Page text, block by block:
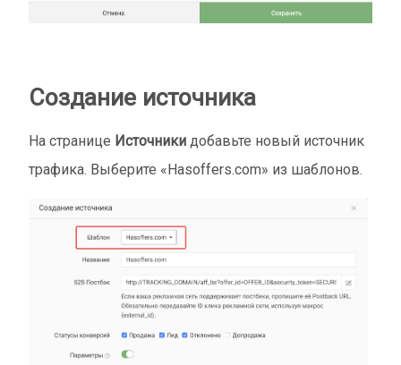
Создание источника
На странице Источники добавьте новый источник
трафика. Выберите «Hasoffers.com» из шаблонов.